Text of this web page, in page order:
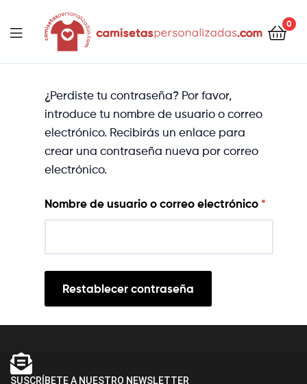
Camisetaspersonalizadas.com
0
¿Perdiste tu contraseña? Por favor,
introduce tu nombre de usuario o correo
electrónico. Recibirás un enlace para
crear una contraseña nueva por correo
electrónico.
Nombre de usuario o correo electrónico *
Restablecer contraseña
SUSCRÍBETE A NUESTRO NEWSLETTER